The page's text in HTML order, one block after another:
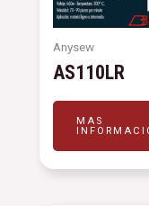
Anysew
AS110LR
MAS